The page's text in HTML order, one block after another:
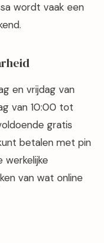
wordt vaak een
en vrijdag van
van 10:00 tot
gratis
betalen met pin
van wat online